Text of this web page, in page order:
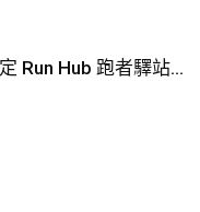
Run Hub 跑者驛站...